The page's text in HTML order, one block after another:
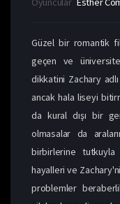
Güzel bir romantik
geçen ve
dikkatini Zachary
ancak hala liseyi
da kural dışı bir
olmasalar da
birbirlerine tutkuyla
hayalleri ve
problemler